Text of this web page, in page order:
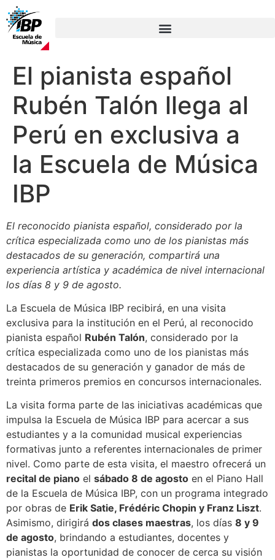
El pianista español
Rubén Talón llega al
Perú en exclusiva a
la Escuela de Música
IBP
El reconocido pianista español, considerado por la
crítica especializada como uno de los pianistas más
destacados de su generación, compartirá una
experiencia artística y académica de nivel internacional
los días 8 y 9 de agosto.
La Escuela de Música IBP recibirá, en una visita
exclusiva para la institución en el Perú, al reconocido
pianista español Rubén Talón, considerado por la
crítica especializada como uno de los pianistas más
destacados de su generación y ganador de más de
treinta primeros premios en concursos internacionales.
La visita forma parte de las iniciativas académicas que
impulsa la Escuela de Música IBP para acercar a sus
estudiantes y a la comunidad musical experiencias
formativas junto a referentes internacionales de primer
nivel. Como parte de esta visita, el maestro ofrecerá un
recital de piano el sábado 8 de agosto en el Piano Hall
de la Escuela de Música IBP, con un programa integrado
por obras de Erik Satie, Frédéric Chopin y Franz Liszt.
Asimismo, dirigirá dos clases maestras, los días 8 y 9
de agosto, brindando a estudiantes, docentes y
pianistas la oportunidad de conocer de cerca su visión